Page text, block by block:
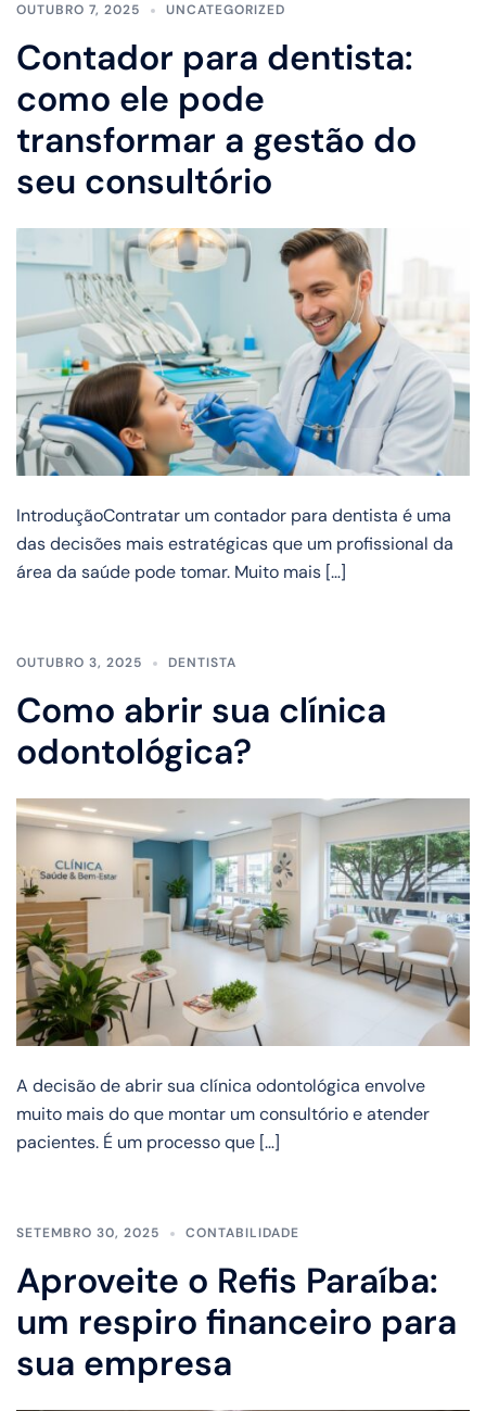
OUTUBRO 7, 2025 UNCATEGORIZED
Contador para dentista:
como ele pode
transformar a gestão do
seu consultório
IntroduçãoContratar um contador para dentista é uma
das decisões mais estratégicas que um profissional da
área da saúde pode tomar. Muito mais […]
OUTUBRO 3, 2025 DENTISTA
Como abrir sua clínica
odontológica?
A decisão de abrir sua clínica odontológica envolve
muito mais do que montar um consultório e atender
pacientes. É um processo que […]
SETEMBRO 30, 2025 CONTABILIDADE
Aproveite o Refis Paraíba:
um respiro financeiro para
sua empresa